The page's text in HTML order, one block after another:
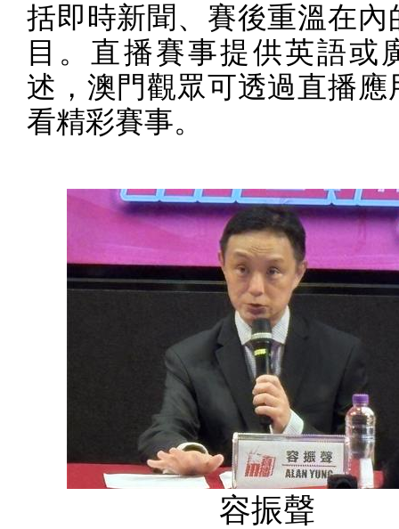
括即時新聞、賽後重溫在內
目。直播賽事提供英語或
述，澳門觀眾可透過直播應
看精彩賽事。
容振聲